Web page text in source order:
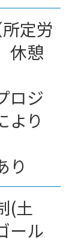
定労
休憩
ロジ
より
り
(土
ール